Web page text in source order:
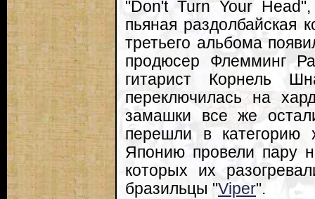
"Don't Turn Your
пьяная раздолбайская
третьего альбома
продюсер Флемминг
гитарист Корнель
переключилась на
замашки все же
перешли в категорию
Японию провели пару
которых их
бразильцы "Viper".